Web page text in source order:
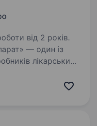
від 2 років.
лікарських